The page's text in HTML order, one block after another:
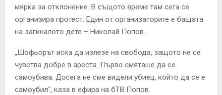
мярка за отклонение. В същото време там сега се
организира протест. Един от организаторите е бащата
на загиналото дете – Николай Попов.
„Шофьорът иска да излезе на свобода, защото не се
чувства добре в ареста. Първо смяташе да се
самоубива. Досега не сме видели убиец, който да се е
самоубил“, каза в ефира на бТВ Попов.